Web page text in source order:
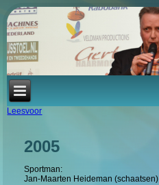
Leesvoor
2005
Sportman:
Jan-Maarten Heideman (schaatsen)